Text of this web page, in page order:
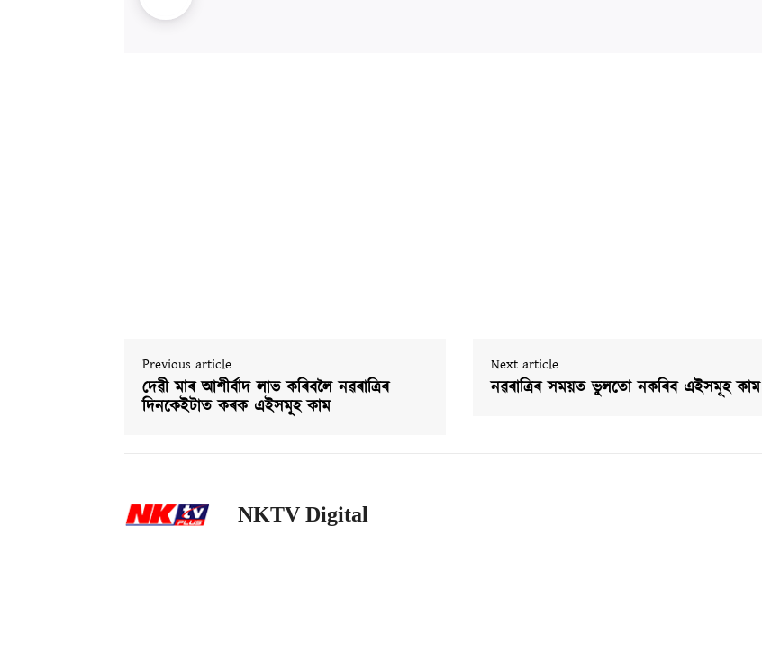
Previous article
দেৱী মাৰ আশীৰ্বাদ লাভ কৰিবলৈ নৱৰাত্ৰিৰ
দিনকেইটাত কৰক এইসমূহ কাম
Next article
নৱৰাত্ৰিৰ সময়ত ভুলতো নকৰিব এইসমূহ কাম
NKTV Digital